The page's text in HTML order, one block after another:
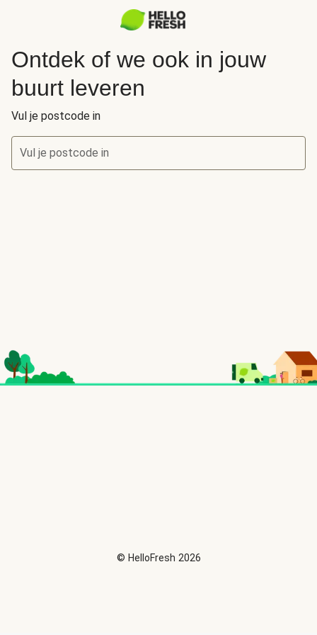
Ontdek of we ook in jouw
buurt leveren
Vul je postcode in
Vul je postcode in
© HelloFresh 2026